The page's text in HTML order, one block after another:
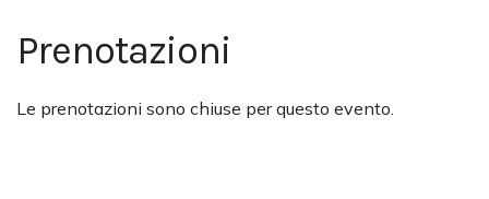
Prenotazioni
Le prenotazioni sono chiuse per questo evento.